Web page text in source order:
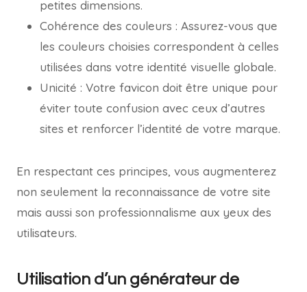
petites dimensions.
Cohérence des couleurs : Assurez-vous que
les couleurs choisies correspondent à celles
utilisées dans votre identité visuelle globale.
Unicité : Votre favicon doit être unique pour
éviter toute confusion avec ceux d’autres
sites et renforcer l’identité de votre marque.
En respectant ces principes, vous augmenterez
non seulement la reconnaissance de votre site
mais aussi son professionnalisme aux yeux des
utilisateurs.
Utilisation d’un générateur de